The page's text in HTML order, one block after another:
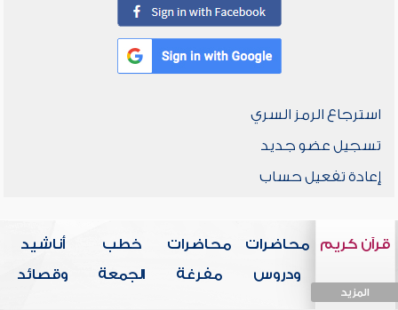
استرجاع الرمز السري
تسجيل عضو جديد
إعادة تفعيل حساب
قرآن كريم
المزيد
محاضرات
ودروس
محاضرات
مفرغة
خطب
الجمعة
أناشيد
وقصائد